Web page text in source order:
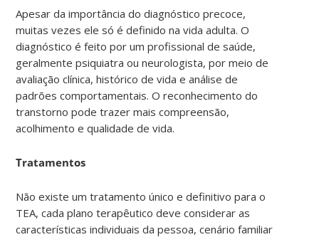
Apesar da importância do diagnóstico precoce,
muitas vezes ele só é definido na vida adulta. O
diagnóstico é feito por um profissional de saúde,
geralmente psiquiatra ou neurologista, por meio de
avaliação clínica, histórico de vida e análise de
padrões comportamentais. O reconhecimento do
transtorno pode trazer mais compreensão,
acolhimento e qualidade de vida.
Tratamentos
Não existe um tratamento único e definitivo para o
TEA, cada plano terapêutico deve considerar as
características individuais da pessoa, cenário familiar